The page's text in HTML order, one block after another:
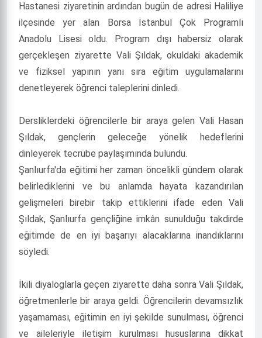
Hastanesi ziyaretinin ardından bugün de adresi Haliliye
ilçesinde yer alan Borsa İstanbul Çok Programlı
Anadolu Lisesi oldu. Program dışı habersiz olarak
gerçekleşen ziyarette Vali Şıldak, okuldaki akademik
ve fiziksel yapının yanı sıra eğitim uygulamalarını
denetleyerek öğrenci taleplerini dinledi.
Dersliklerdeki öğrencilerle bir araya gelen Vali Hasan
Şıldak, gençlerin geleceğe yönelik hedeflerini
dinleyerek tecrübe paylaşımında bulundu.
Şanlıurfa'da eğitimi her zaman öncelikli gündem olarak
belirlediklerini ve bu anlamda hayata kazandırılan
gelişmeleri birebir takip ettiklerini ifade eden Vali
Şıldak, Şanlıurfa gençliğine imkân sunulduğu takdirde
eğitimde de en iyi başarıyı alacaklarına inandıklarını
söyledi.
İkili diyaloglarla geçen ziyarette daha sonra Vali Şıldak,
öğretmenlerle bir araya geldi. Öğrencilerin devamsızlık
yaşamaması, eğitimin en iyi şekilde sunulması, öğrenci
ve aileleriyle iletişim kurulması hususlarına dikkat